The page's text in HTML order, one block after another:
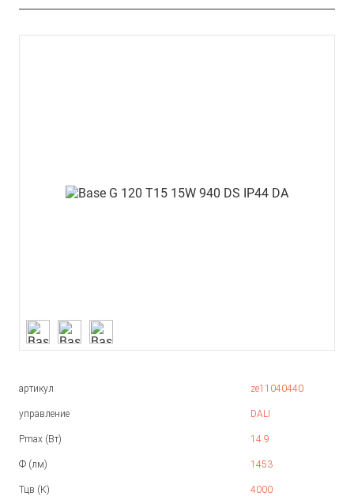
артикул ze11040440
управление DALI
Pmax (Вт) 14.9
Ф (лм) 1453
Тцв (К) 4000